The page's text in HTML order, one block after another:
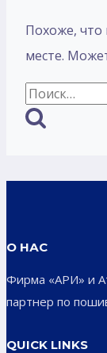
Похоже, что
месте.
Найти:
О НАС
Фирма «АРИ» и
партнер по
QUICK LINKS